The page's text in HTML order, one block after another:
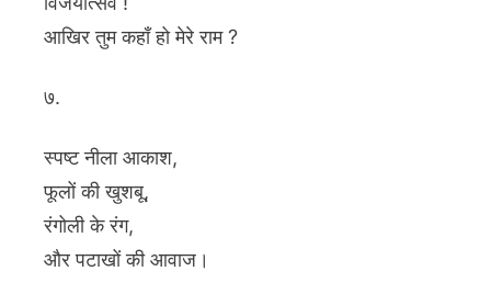
आखिर तुम कहाँ हो मेरे राम ?
७.
स्पष्ट नीला आकाश,
फूलों की खुशबू,
रंगोली के रंग,
और पटाखों की आवाज।